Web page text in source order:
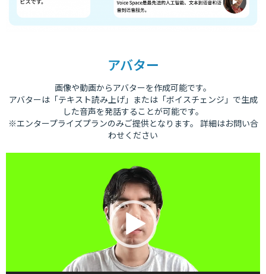
アバター
画像や動画からアバターを作成可能です。
アバターは「テキスト読み上げ」または「ボイスチェンジ」で生成
した音声を発話することが可能です。
※エンタープライズプランのみご提供となります。 詳細はお問い合
わせください